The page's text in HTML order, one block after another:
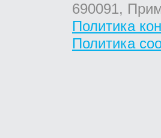
690091,
Политика
Политика